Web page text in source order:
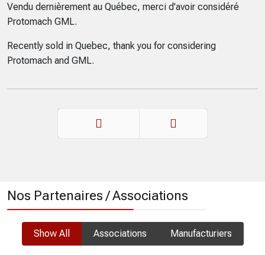
Vendu dernièrement au Québec, merci d'avoir considéré
Protomach GML.
Recently sold in Quebec, thank you for considering
Protomach and GML.
Nos Partenaires / Associations
Show All Associations Manufacturiers